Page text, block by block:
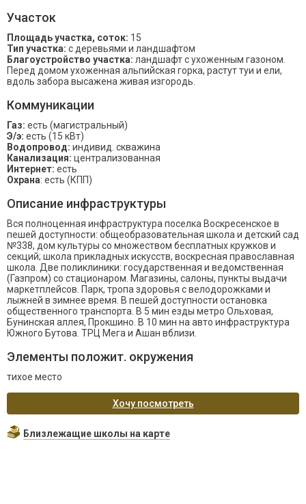
Участок
Площадь участка, соток: 15
Тип участка: с деревьями и ландшафтом
Благоустройство участка: ландшафт с ухоженным газоном.
Перед домом ухоженная альпийская горка, растут туи и ели,
вдоль забора высажена живая изгородь.
Коммуникации
Газ: есть (магистральный)
Э/э: есть (15 кВт)
Водопровод: индивид. скважина
Канализация: централизованная
Интернет: есть
Охрана: есть (КПП)
Описание инфраструктуры
Вся полноценная инфраструктура поселка Воскресенское в
пешей доступности: общеобразовательная школа и детский сад
№338, дом культуры со множеством бесплатных кружков и
секций; школа прикладных искусств, воскресная православная
школа. Две поликлиники: государственная и ведомственная
(Газпром) со стационаром. Магазины, салоны, пункты выдачи
маркетплейсов. Парк, тропа здоровья с велодорожками и
лыжней в зимнее время. В пешей доступности остановка
общественного транспорта. В 5 мин езды метро Ольховая,
Бунинская аллея, Прокшино. В 10 мин на авто инфраструктура
Южного Бутова. ТРЦ Мега и Ашан вблизи.
Элементы положит. окружения
тихое место
Хочу посмотреть
Близлежащие школы на карте